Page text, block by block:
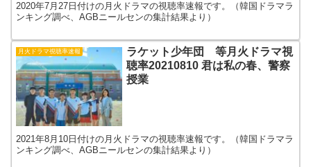
2020年7月27日付けの月火ドラマの視聴率速報です。（韓国ドラマラ
ンキング調べ、AGBニールセンの集計結果より）
月火ドラマ視聴率速報
ラケット少年団 等月火ドラマ視
聴率20210810 君は私の春、警察
授業
2021年8月10日付けの月火ドラマの視聴率速報です。（韓国ドラマラ
ンキング調べ、AGBニールセンの集計結果より）